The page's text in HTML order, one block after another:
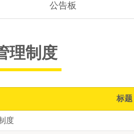
运动控制器
公告板
理制度
标题
度